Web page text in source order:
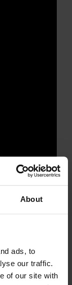
About
ads, to
our traffic.
of our site with
безпеки